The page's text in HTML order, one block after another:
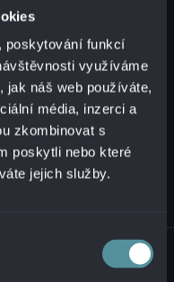
poskytování funkcí
využíváme
jak náš web používáte,
média, inzerci a
zkombinovat s
poskytli nebo které
jejich služby.
NAHLÁŠENÍ